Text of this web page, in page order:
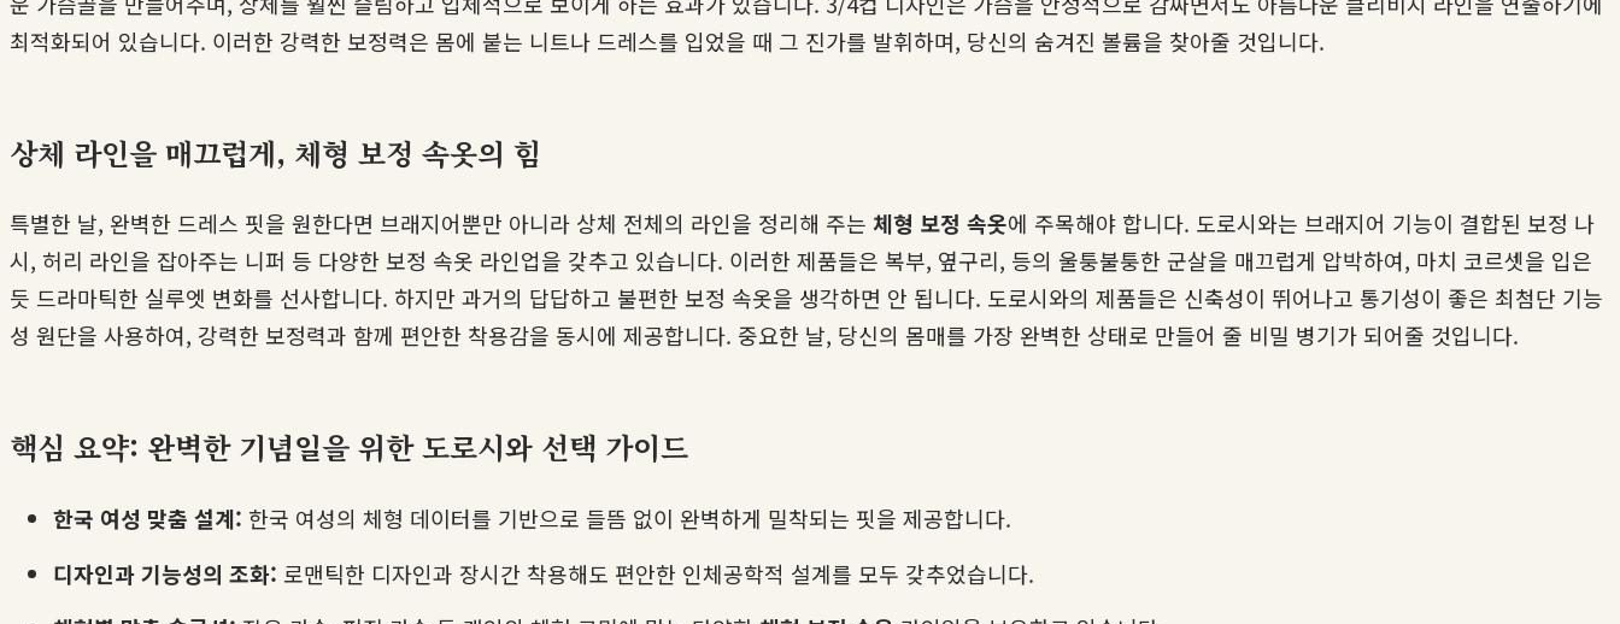
최적화되어 있습니다. 이러한 강력한 보정력은 몸에 붙는 니트나 드레스를 입었을 때 그 진가를 발휘하며, 당신의 숨겨진 볼륨을 찾아줄 것입니다.
상체 라인을 매끄럽게, 체형 보정 속옷의 힘
특별한 날, 완벽한 드레스 핏을 원한다면 브래지어뿐만 아니라 상체 전체의 라인을 정리해 주는 체형 보정 속옷에 주목해야 합니다. 도로시와는 브래지어 기능이 결합된 보정 나
시, 허리 라인을 잡아주는 니퍼 등 다양한 보정 속옷 라인업을 갖추고 있습니다. 이러한 제품들은 복부, 옆구리, 등의 울퉁불퉁한 군살을 매끄럽게 압박하여, 마치 코르셋을 입은
듯 드라마틱한 실루엣 변화를 선사합니다. 하지만 과거의 답답하고 불편한 보정 속옷을 생각하면 안 됩니다. 도로시와의 제품들은 신축성이 뛰어나고 통기성이 좋은 최첨단 기능
성 원단을 사용하여, 강력한 보정력과 함께 편안한 착용감을 동시에 제공합니다. 중요한 날, 당신의 몸매를 가장 완벽한 상태로 만들어 줄 비밀 병기가 되어줄 것입니다.
핵심 요약: 완벽한 기념일을 위한 도로시와 선택 가이드
한국 여성 맞춤 설계: 한국 여성의 체형 데이터를 기반으로 들뜸 없이 완벽하게 밀착되는 핏을 제공합니다.
디자인과 기능성의 조화: 로맨틱한 디자인과 장시간 착용해도 편안한 인체공학적 설계를 모두 갖추었습니다.